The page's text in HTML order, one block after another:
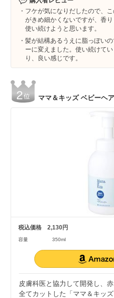
フケが気になりだしたので、
がきめ細かくないですが、香
使い続けようと思います。
髪が結構あるうえに脂っぽい
ーに変えました。使い続けて
り、良い感じです。
ママ＆キッズ ベビーヘ
税込価格 2,130円
容量 350ml
皮膚科医と協力して開発し、
全てカットした「ママ＆キッ